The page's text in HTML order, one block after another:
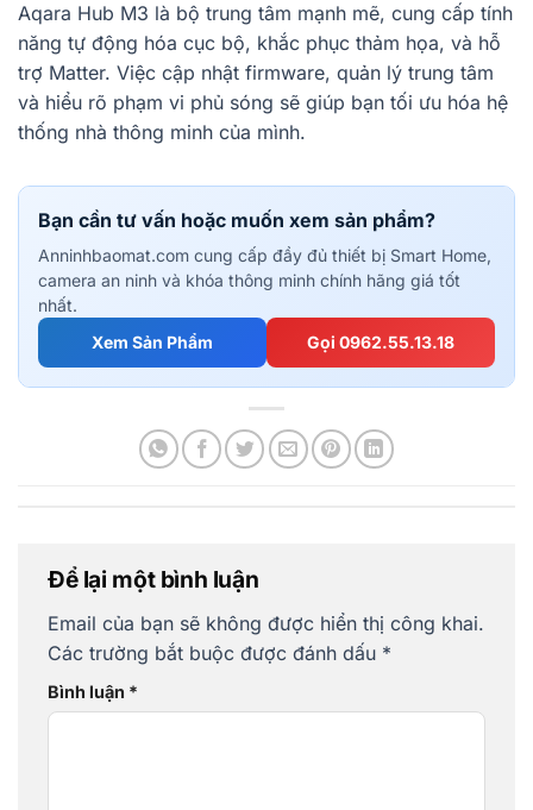
Aqara Hub M3 là bộ trung tâm mạnh mẽ, cung cấp tính
năng tự động hóa cục bộ, khắc phục thảm họa, và hỗ
trợ Matter. Việc cập nhật firmware, quản lý trung tâm
và hiểu rõ phạm vi phủ sóng sẽ giúp bạn tối ưu hóa hệ
thống nhà thông minh của mình.
Bạn cần tư vấn hoặc muốn xem sản phẩm?
Anninhbaomat.com cung cấp đầy đủ thiết bị Smart Home,
camera an ninh và khóa thông minh chính hãng giá tốt
nhất.
Xem Sản Phẩm
Gọi 0962.55.13.18
Để lại một bình luận
Email của bạn sẽ không được hiển thị công khai.
Các trường bắt buộc được đánh dấu *
Bình luận *